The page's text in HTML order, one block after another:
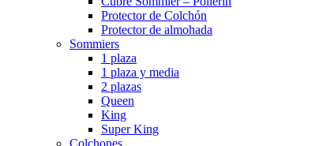
Protector de Colchón
Protector de almohada
Sommiers
1 plaza
1 plaza y media
2 plazas
Queen
King
Super King
Colchones